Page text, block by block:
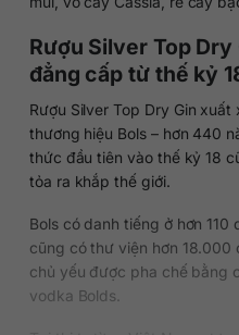
Rượu Silver Top
đẳng cấp từ thế kỷ
Rượu Silver Top Dry Gin
thương hiệu Bols – hơn 440
thức đầu tiên vào thế kỷ 18
tỏa ra khắp thế giới.
Bols có danh tiếng ở hơn
cũng có thư viện hơn
chủ yếu được pha chế bằng
vodka Bolds.